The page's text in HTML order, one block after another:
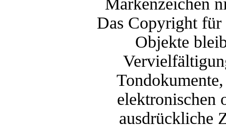
Markenzeichen
Das Copyright
Objekte
elektronischen
ausdrückliche